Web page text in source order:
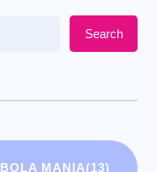
Search
BOLA MANIA(13)